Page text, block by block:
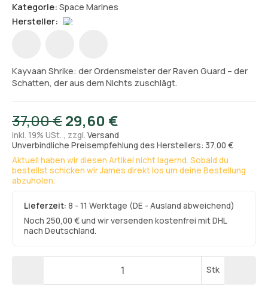
Kategorie: Space Marines
Hersteller:
Kayvaan Shrike: der Ordensmeister der Raven Guard – der
Schatten, der aus dem Nichts zuschlägt.
37,00 €29,60 €
inkl. 19% USt. , zzgl. Versand
Unverbindliche Preisempfehlung des Herstellers: 37,00 €
Aktuell haben wir diesen Artikel nicht lagernd. Sobald du
bestellst schicken wir James direkt los um deine Bestellung
abzuholen.
Lieferzeit:8 - 11 Werktage (DE - Ausland abweichend)
Noch 250,00 € und wir versenden kostenfrei mit DHL
nach Deutschland.
Stk